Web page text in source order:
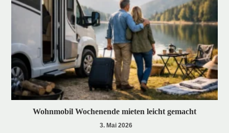
Wohnmobil Wochenende mieten leicht gemacht
3. Mai 2026